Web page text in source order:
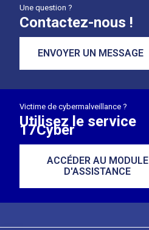
Une question ?
Contactez-nous !
ENVOYER UN MESSAGE
Victime de cybermalveillance ?
Utilisez le service
17Cyber
ACCÉDER AU MODULE
D'ASSISTANCE